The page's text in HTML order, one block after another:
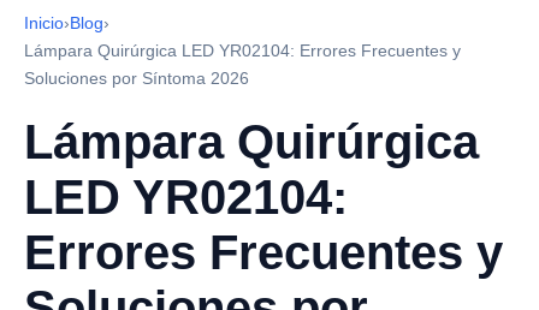
Inicio›Blog›
Lámpara Quirúrgica LED YR02104: Errores Frecuentes y
Soluciones por Síntoma 2026
Lámpara Quirúrgica
LED YR02104:
Errores Frecuentes y